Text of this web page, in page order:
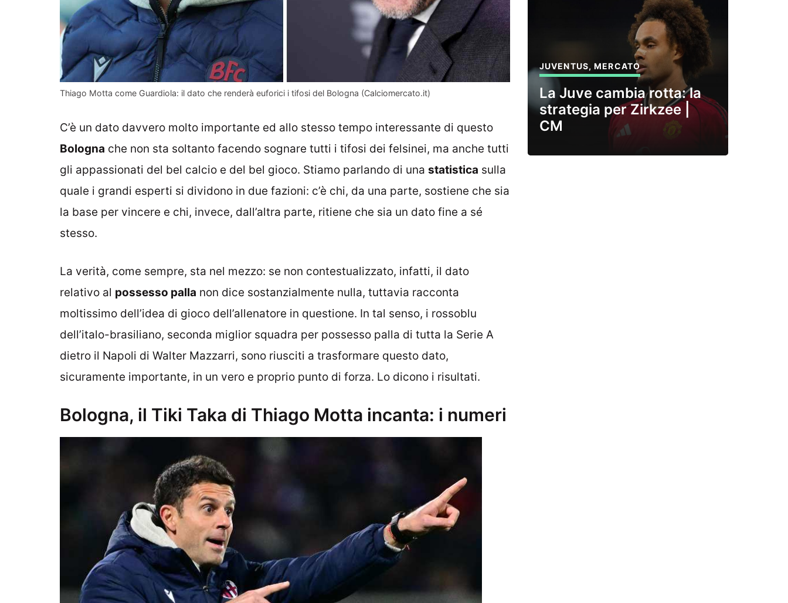
Thiago Motta come Guardiola: il dato che renderà euforici i tifosi del Bologna (Calciomercato.it)
C’è un dato davvero molto importante ed allo stesso tempo interessante di questo
Bologna che non sta soltanto facendo sognare tutti i tifosi dei felsinei, ma anche tutti
gli appassionati del bel calcio e del bel gioco. Stiamo parlando di una statistica sulla
quale i grandi esperti si dividono in due fazioni: c’è chi, da una parte, sostiene che sia
la base per vincere e chi, invece, dall’altra parte, ritiene che sia un dato fine a sé
stesso.
La verità, come sempre, sta nel mezzo: se non contestualizzato, infatti, il dato
relativo al possesso palla non dice sostanzialmente nulla, tuttavia racconta
moltissimo dell’idea di gioco dell’allenatore in questione. In tal senso, i rossoblu
dell’italo-brasiliano, seconda miglior squadra per possesso palla di tutta la Serie A
dietro il Napoli di Walter Mazzarri, sono riusciti a trasformare questo dato,
sicuramente importante, in un vero e proprio punto di forza. Lo dicono i risultati.
Bologna, il Tiki Taka di Thiago Motta incanta: i numeri
JUVENTUS,MERCATO
La Juve cambia rotta: la
strategia per Zirkzee |
CM